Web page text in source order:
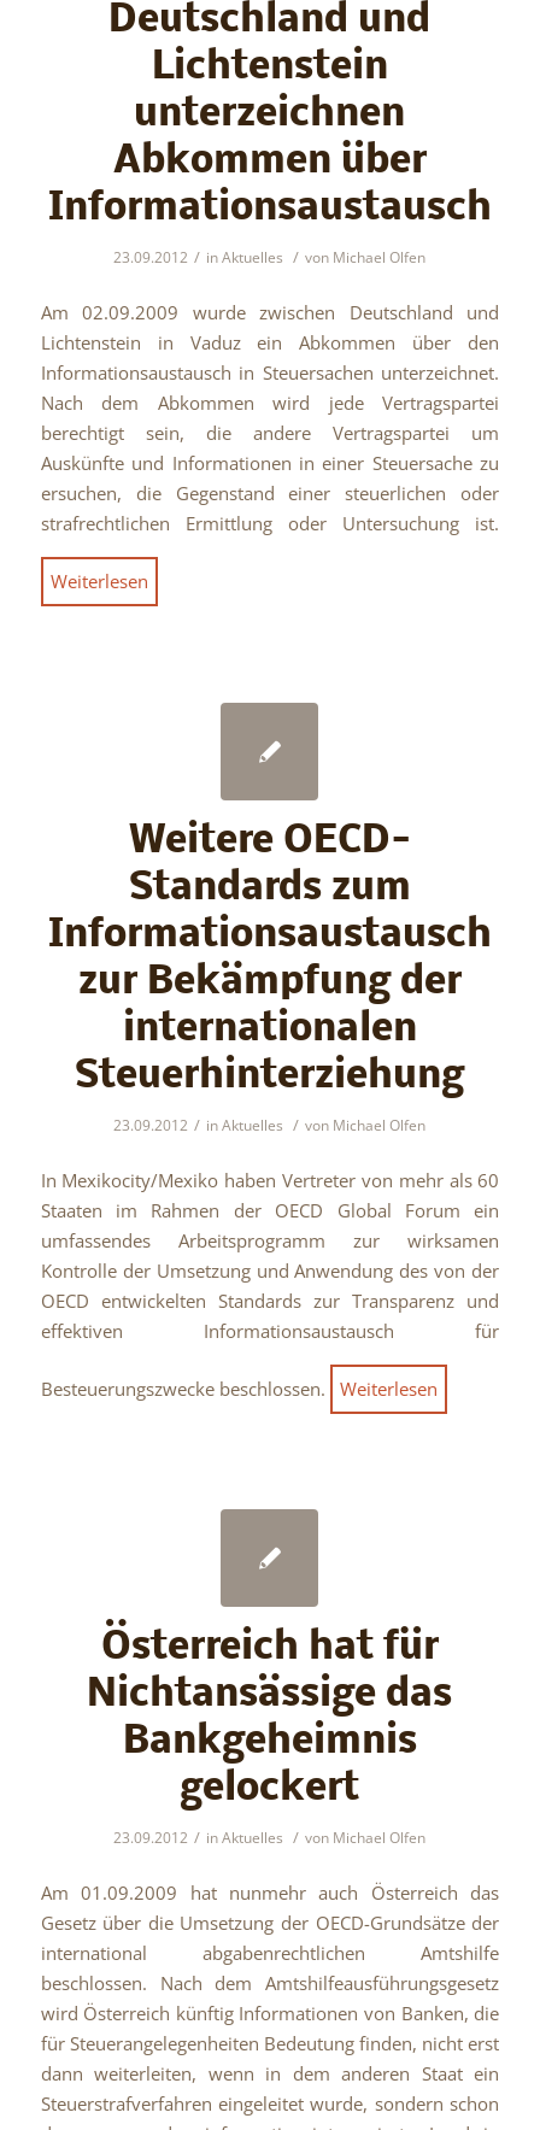
Deutschland und
Lichtenstein
unterzeichnen
Abkommen über
Informationsaustausch
23.09.2012 / inAktuelles / von Michael Olfen
Am 02.09.2009 wurde zwischen Deutschland und
Lichtenstein in Vaduz ein Abkommen über den
Informationsaustausch in Steuersachen unterzeichnet.
Nach dem Abkommen wird jede Vertragspartei
berechtigt sein, die andere Vertragspartei um
Auskünfte und Informationen in einer Steuersache zu
ersuchen, die Gegenstand einer steuerlichen oder
strafrechtlichen Ermittlung oder Untersuchung ist.
Weiterlesen
Weitere OECD-
Standards zum
Informationsaustausch
zur Bekämpfung der
internationalen
Steuerhinterziehung
23.09.2012 / inAktuelles / von Michael Olfen
In Mexikocity/Mexiko haben Vertreter von mehr als 60
Staaten im Rahmen der OECD Global Forum ein
umfassendes Arbeitsprogramm zur wirksamen
Kontrolle der Umsetzung und Anwendung des von der
OECD entwickelten Standards zur Transparenz und
effektiven Informationsaustausch für
Besteuerungszwecke beschlossen. Weiterlesen
Österreich hat für
Nichtansässige das
Bankgeheimnis
gelockert
23.09.2012 / inAktuelles / von Michael Olfen
Am 01.09.2009 hat nunmehr auch Österreich das
Gesetz über die Umsetzung der OECD-Grundsätze der
international abgabenrechtlichen Amtshilfe
beschlossen. Nach dem Amtshilfeausführungsgesetz
wird Österreich künftig Informationen von Banken, die
für Steuerangelegenheiten Bedeutung finden, nicht erst
dann weiterleiten, wenn in dem anderen Staat ein
Steuerstrafverfahren eingeleitet wurde, sondern schon